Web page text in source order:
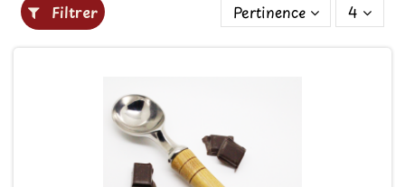
Filtrer Pertinence 4